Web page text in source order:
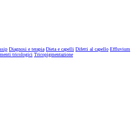
Diagnosi e terapia Dieta e capelli Difetti al capello Effluvium
tricologici Tricopigmentazione